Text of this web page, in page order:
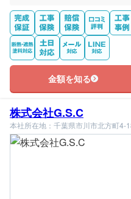
金額を知る
株式会社G.S.C
本社所在地：千葉県市川市北方町4-